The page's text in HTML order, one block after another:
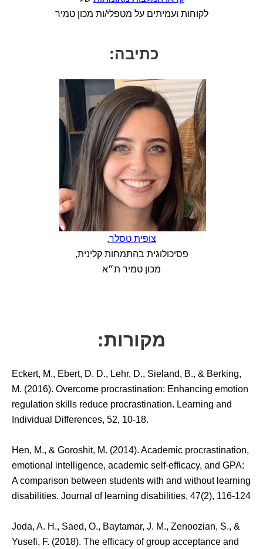
לקוחות ועמיתים על מטפלי/ות מכון טמיר
כתיבה:
צופית טסלר,
פסיכולוגית בהתמחות קלינית,
מכון טמיר ת״א
מקורות:
Eckert, M., Ebert, D. D., Lehr, D., Sieland, B., & Berking,
M. (2016). Overcome procrastination: Enhancing emotion
regulation skills reduce procrastination. Learning and
Individual Differences, 52, 10-18.
Hen, M., & Goroshit, M. (2014). Academic procrastination,
emotional intelligence, academic self-efficacy, and GPA:
A comparison between students with and without learning
disabilities. Journal of learning disabilities, 47(2), 116-124
Joda, A. H., Saed, O., Baytamar, J. M., Zenoozian, S., &
Yusefi, F. (2018). The efficacy of group acceptance and